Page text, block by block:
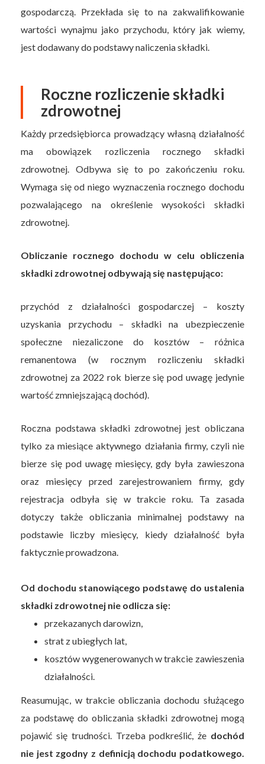
gospodarczą. Przekłada się to na zakwalifikowanie
wartości wynajmu jako przychodu, który jak wiemy,
jest dodawany do podstawy naliczenia składki.
Roczne rozliczenie składki
zdrowotnej
Każdy przedsiębiorca prowadzący własną działalność
ma obowiązek rozliczenia rocznego składki
zdrowotnej. Odbywa się to po zakończeniu roku.
Wymaga się od niego wyznaczenia rocznego dochodu
pozwalającego na określenie wysokości składki
zdrowotnej.
Obliczanie rocznego dochodu w celu obliczenia
składki zdrowotnej odbywają się następująco:
przychód z działalności gospodarczej – koszty
uzyskania przychodu – składki na ubezpieczenie
społeczne niezaliczone do kosztów – różnica
remanentowa (w rocznym rozliczeniu składki
zdrowotnej za 2022 rok bierze się pod uwagę jedynie
wartość zmniejszającą dochód).
Roczna podstawa składki zdrowotnej jest obliczana
tylko za miesiące aktywnego działania firmy, czyli nie
bierze się pod uwagę miesięcy, gdy była zawieszona
oraz miesięcy przed zarejestrowaniem firmy, gdy
rejestracja odbyła się w trakcie roku. Ta zasada
dotyczy także obliczania minimalnej podstawy na
podstawie liczby miesięcy, kiedy działalność była
faktycznie prowadzona.
Od dochodu stanowiącego podstawę do ustalenia
składki zdrowotnej nie odlicza się:
przekazanych darowizn,
strat z ubiegłych lat,
kosztów wygenerowanych w trakcie zawieszenia
działalności.
Reasumując, w trakcie obliczania dochodu służącego
za podstawę do obliczania składki zdrowotnej mogą
pojawić się trudności. Trzeba podkreślić, że dochód
nie jest zgodny z definicją dochodu podatkowego.